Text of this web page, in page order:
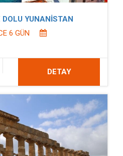
DOLU YUNANİSTAN
6 GÜN
DETAY